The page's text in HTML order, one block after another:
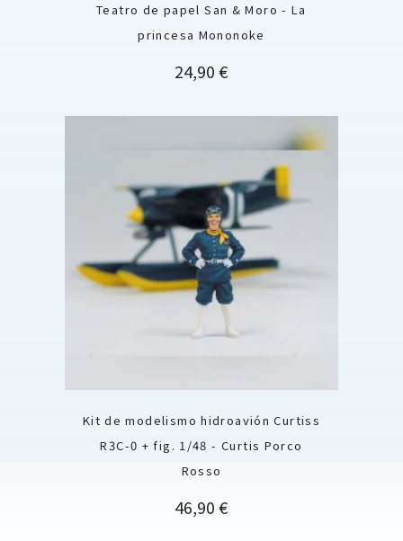
Teatro de papel San & Moro - La
princesa Mononoke
Precio
24,90 €
Kit de modelismo hidroavión Curtiss
R3C-0 + fig. 1/48 - Curtis Porco
Rosso
Precio
46,90 €